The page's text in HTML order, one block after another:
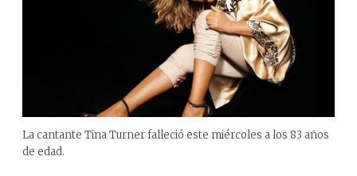
La cantante Tina Turner falleció este miércoles a los 83 años
de edad.